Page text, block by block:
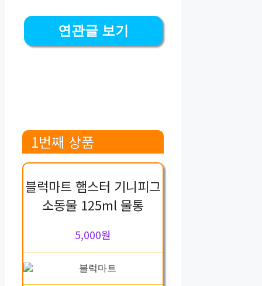
연관글 보기
1번째 상품
블럭마트 햄스터 기니피그
소동물 125ml 물통
5,000원